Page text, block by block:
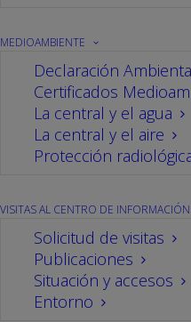
MEDIOAMBIENTE
Declaración
Certificados
La central y el agua
La central y el aire
Protección
VISITAS AL CENTRO DE INFORMACIÓN
Solicitud de visitas
Publicaciones
Situación y accesos
Entorno
La instalación genera
equivalente al consumo